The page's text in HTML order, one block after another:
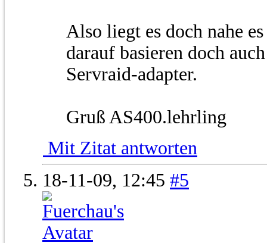
Also liegt es doch nahe
darauf basieren doch
Servraid-adapter.
Gruß AS400.lehrling
Mit Zitat antworten
18-11-09, 12:45 #5